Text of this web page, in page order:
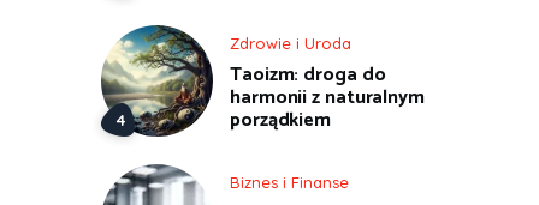
Zdrowie i Uroda
Taoizm: droga do
harmonii z naturalnym
porządkiem
Biznes i Finanse